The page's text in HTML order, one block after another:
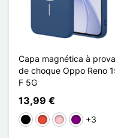
Capa magnética à prova
de choque Oppo Reno
F 5G
13,99 €
PretoVermelho
RosaPúrpura
+3